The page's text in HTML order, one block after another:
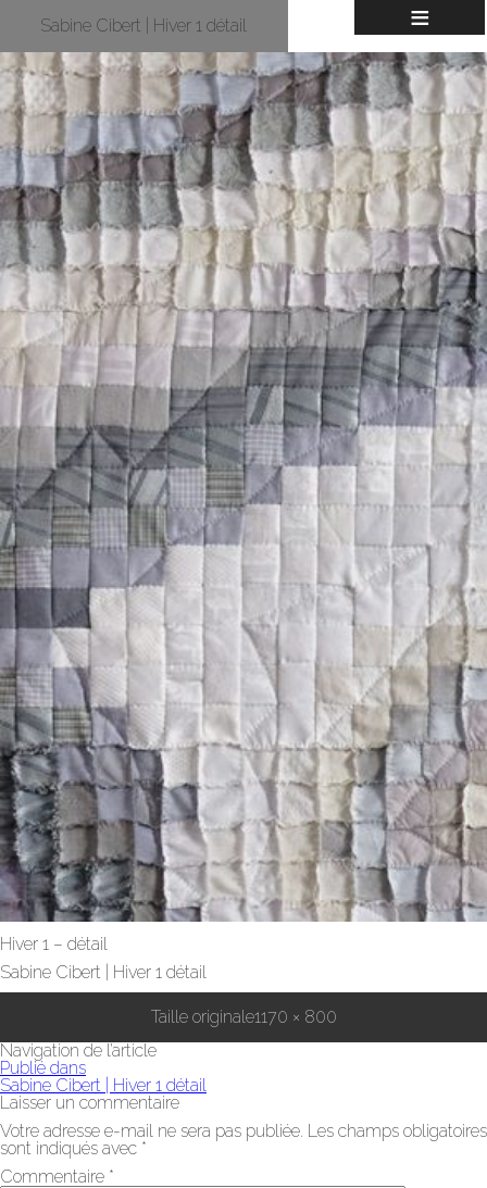
≡
Sabine Cibert | Hiver 1 détail
Hiver 1 – détail
Sabine Cibert | Hiver 1 détail
Taille originale1170 × 800
Navigation de l’article
Publié dans
Sabine Cibert | Hiver 1 détail
Laisser un commentaire
Votre adresse e-mail ne sera pas publiée. Les champs obligatoires
sont indiqués avec *
Commentaire *